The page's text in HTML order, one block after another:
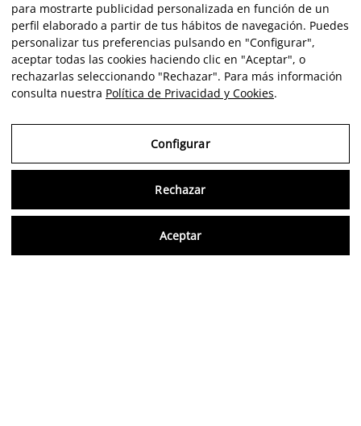
para mostrarte publicidad personalizada en función de un
perfil elaborado a partir de tus hábitos de navegación. Puedes
personalizar tus preferencias pulsando en "Configurar",
aceptar todas las cookies haciendo clic en "Aceptar", o
rechazarlas seleccionando "Rechazar". Para más información
consulta nuestra Política de Privacidad y Cookies.
Configurar
Rechazar
Aceptar